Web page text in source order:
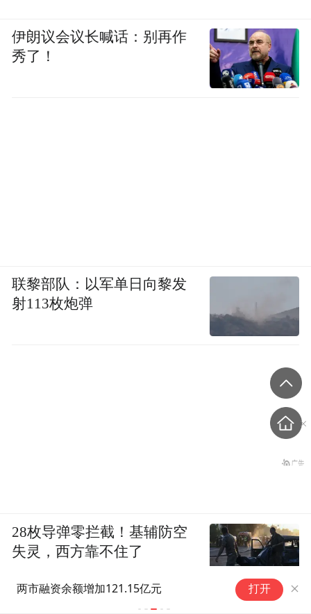
工厂的数字资产能用来贷款了 打开
伊朗议会议长喊话：别再作
秀了！
联黎部队：以军单日向黎发
射113枚炮弹
28枚导弹零拦截！基辅防空
失灵，西方靠不住了